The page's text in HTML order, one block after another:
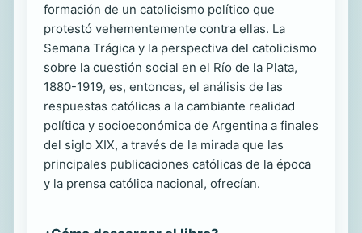
formación de un catolicismo político que
protestó vehementemente contra ellas. La
Semana Trágica y la perspectiva del catolicismo
sobre la cuestión social en el Río de la Plata,
1880-1919, es, entonces, el análisis de las
respuestas católicas a la cambiante realidad
política y socioeconómica de Argentina a finales
del siglo XIX, a través de la mirada que las
principales publicaciones católicas de la época
y la prensa católica nacional, ofrecían.